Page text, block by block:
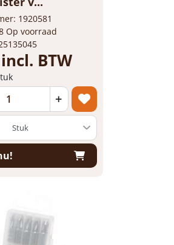
1920581
Op voorraad
BTW
+